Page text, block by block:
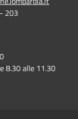
203
8.30 alle 11.30